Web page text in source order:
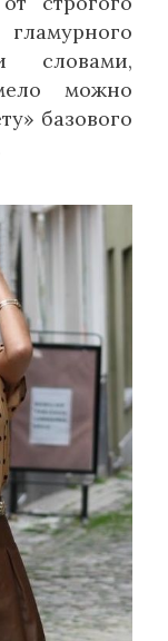
словами,
можно
базового